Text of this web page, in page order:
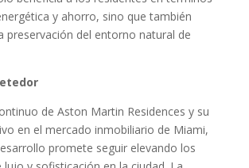
y ahorro, sino que también
preservación del entorno natural de
de Aston Martin Residences y su
en el mercado inmobiliario de Miami,
promete seguir elevando los